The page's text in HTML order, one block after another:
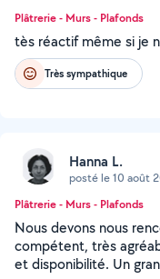
Plâtrerie - Murs - Plafonds
tès réactif même si je
Très sympathique
Hanna L.
posté le 10 août
Plâtrerie - Murs - Plafonds
Nous devons nous
compétent, très
et disponibilité. Un